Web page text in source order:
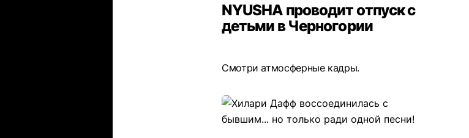
NYUSHA проводит отпуск с
детьми в Черногории
Смотри атмосферные кадры.